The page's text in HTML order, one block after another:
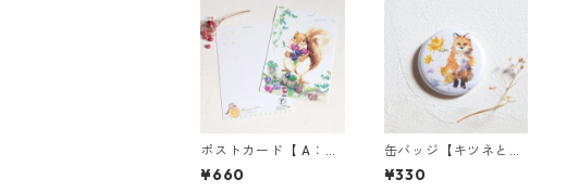
ポストカード【 A：森
のリスとベリー 】／3
枚セット★組み合わせ
¥660
缶バッジ【キツネとス
プレーマム 】_マット
タイプ
¥330